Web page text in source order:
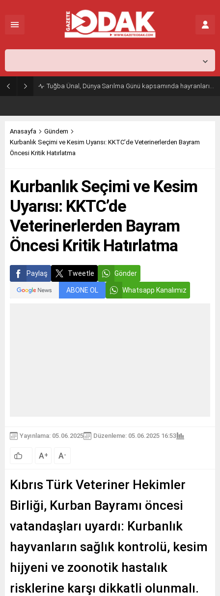
Tuğba Ünal, Dünya Sarılma Günü kapsamında hayranlarıyla buluştu
Anasayfa
Gündem
Kurbanlık Seçimi ve Kesim Uyarısı: KKTC’de Veterinerlerden Bayram
Öncesi Kritik Hatırlatma
Kurbanlık Seçimi ve Kesim
Uyarısı: KKTC’de
Veterinerlerden Bayram
Öncesi Kritik Hatırlatma
Paylaş Tweetle Gönder
ABONE OL Whatsapp Kanalımız
Yayınlama: 05.06.2025 Düzenleme: 05.06.2025 16:53
A+ A-
Kıbrıs Türk Veteriner Hekimler
Birliği, Kurban Bayramı öncesi
vatandaşları uyardı: Kurbanlık
hayvanların sağlık kontrolü, kesim
hijyeni ve zoonotik hastalık
risklerine karşı dikkatli olunmalı.